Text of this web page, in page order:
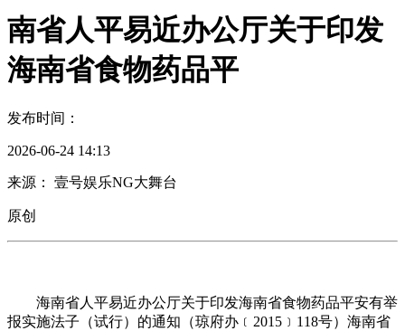
南省人平易近办公厅关于印发
海南省食物药品平
发布时间：
2026-06-24 14:13
来源： 壹号娱乐NG大舞台
原创
海南省人平易近办公厅关于印发海南省食物药品平安有举
报实施法子（试行）的通知（琼府办﹝2015﹞118号）海南省